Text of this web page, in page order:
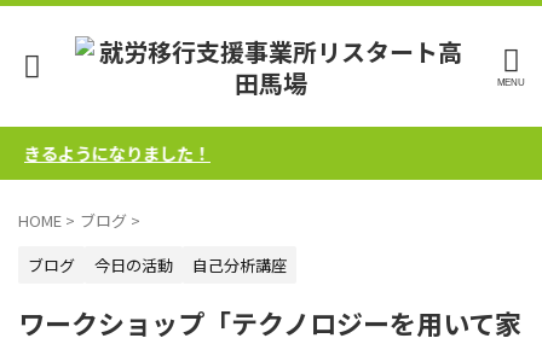
ようになりました！
HOME > ブログ >
ブログ
今日の活動 自己分析講座
ワークショップ「テクノロジーを用いて家